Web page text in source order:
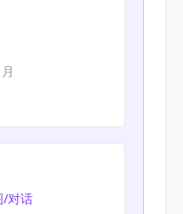
/对话